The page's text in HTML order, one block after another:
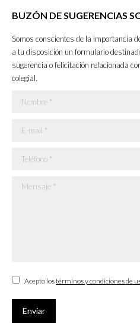
opens
new
window
opens
new
window
opens
new
window
opens
in
new
window
BUZÓN DE SUGERENCIAS
Somos conscientes de la importancia
a tu disposición un formulario
sugerencia o felicitación relacionada
colegial.
Nombre *
E-mail *
Teléfono *
Mensaje *
Acepto lostérminos y condiciones de
Enviar